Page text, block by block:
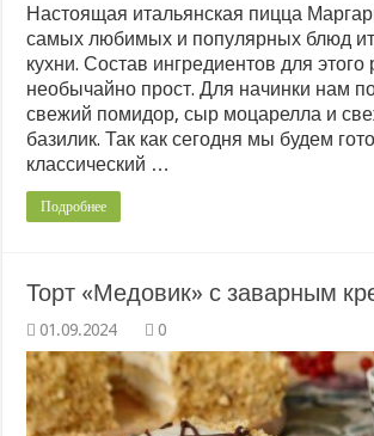
Настоящая итальянская пицца
самых любимых и популярных блюд
кухни. Состав ингредиентов для этого
необычайно прост. Для начинки нам
свежий помидор, сыр моцарелла и
базилик. Так как сегодня мы будем
классический …
Подробнее
Торт «Медовик» с заварным
0